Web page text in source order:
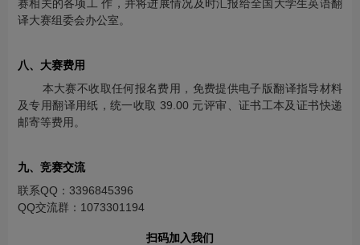
赛相关的各项工 作，并将进展情况及时汇报给全国大学生英语翻
译大赛组委会办公室。
八、大赛费用
本大赛不收取任何报名费用，免费提供电子版翻译指导材料
及专用翻译用纸，统一收取 39.00 元评审、证书工本及证书快递
邮寄等费用。
九、竞赛交流
联系QQ：3396845396
QQ交流群：1073301194
扫码加入我们